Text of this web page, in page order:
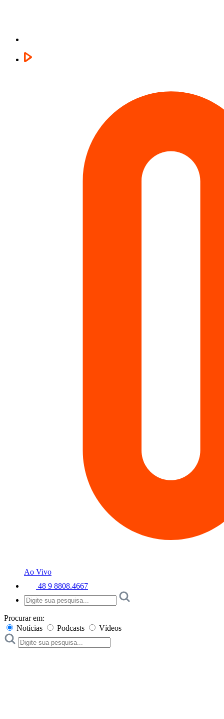
Ao Vivo
48 9 8808.4667
Procurar em:
Notícias
Podcasts Vídeos